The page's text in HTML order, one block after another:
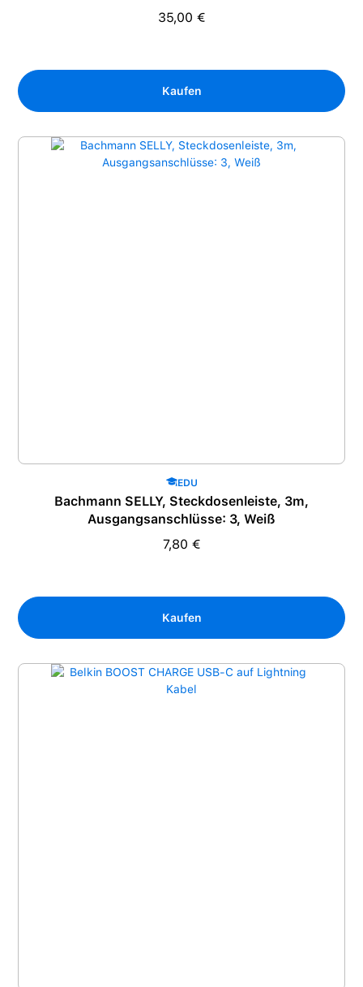
Regulärer Preis:
35,00 €
Kaufen
EDU
Bachmann SELLY, Steckdosenleiste, 3m,
Ausgangsanschlüsse: 3, Weiß
Regulärer Preis:
7,80 €
Kaufen